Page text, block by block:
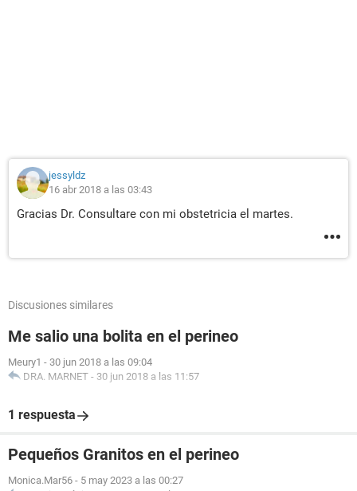
jessyldz
16 abr 2018 a las 03:43
Gracias Dr. Consultare con mi obstetricia el martes.
Discusiones similares
Me salio una bolita en el perineo
Meury1 - 30 jun 2018 a las 09:04
DRA. MARNET - 30 jun 2018 a las 11:57
1 respuesta
Pequeños Granitos en el perineo
Monica.Mar56 - 5 may 2023 a las 00:27